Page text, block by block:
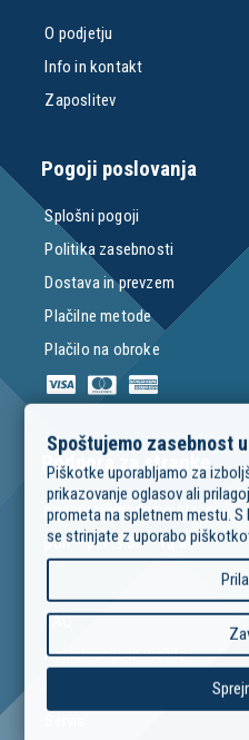
O podjetju
Info in kontakt
Zaposlitev
Pogoji poslovanja
Splošni pogoji
Politika zasebnosti
Dostava in prevzem
Plačilne metode
Plačilo na obroke
Podpora za stranke
podpora@modrimojster.si
pon – pet: 9:00 – 16:00
FAQ
Reklamacije in vračila
Spoštujemo zasebnost
Piškotke uporabljamo za
prikazovanje oglasov ali
prometa na spletnem mestu.
se strinjate z uporabo